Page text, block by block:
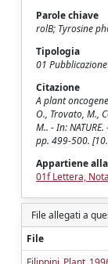
Parole chiave
rolB; Tyrosine
Tipologia
01
Citazione
A plant
O., Trovato, M.,
M.. - In:
pp. 499-500.
Appartiene
01f Lettera, Nota
File allegati a
File